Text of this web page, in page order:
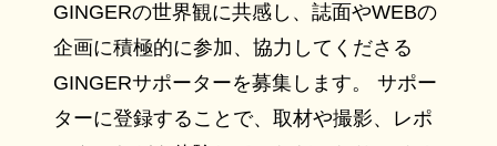
GINGERの世界観に共感し、誌面やWEBの
企画に積極的に参加、協力してくださる
GINGERサポーターを募集します。 サポー
ターに登録することで、取材や撮影、レポ